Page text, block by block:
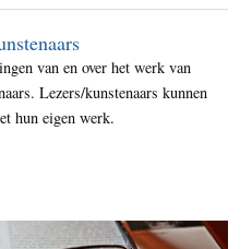
van en over het werk van
Lezers/kunstenaars kunnen
hun eigen werk.